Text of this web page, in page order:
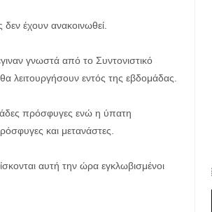
έχουν ανακοινωθεί.
γνωστά από το Συντονιστικό
λειτουργήσουν εντός της εβδομάδας.
πρόσφυγες ενώ η ύπατη
και μετανάστες.
αυτή την ώρα εγκλωβισμένοι